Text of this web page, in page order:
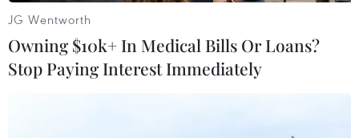
Đăng kiểm Việt Nam). Du thuyền nhà hàng
DìnKý vẫn hoạt động lén lút khi đã hết thời hạn
đăng kiểm từ tháng 1/2011./.
JG Wentworth
Owning $10k+ In Medical Bills Or Loans?
Stop Paying Interest Immediately